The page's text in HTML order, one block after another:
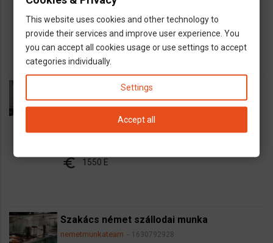
euro 1800 E
Betonelem gyártó segédmunka
nemetmunkateam 1630965565
Építőipair állások
euro 1550 E
Szakács német szállodai munka
nemetmunkateam 1630792928
This website uses cookies and other technology to
provide their services and improve user experience. You
you can accept all cookies usage or use settings to accept
categories individually.
Settings
Accept all